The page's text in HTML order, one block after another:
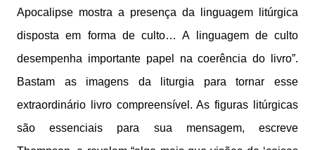
Apocalipse mostra a presença da linguagem litúrgica
disposta em forma de culto… A linguagem de culto
desempenha importante papel na coerência do livro”.
Bastam as imagens da liturgia para tornar esse
extraordinário livro compreensível. As figuras litúrgicas
são essenciais para sua mensagem, escreve